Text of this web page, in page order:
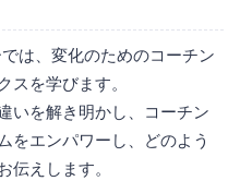
は、変化のためのコーチン
スを学びます。
いを解き明かし、コーチン
をエンパワーし、どのよう
伝えします。